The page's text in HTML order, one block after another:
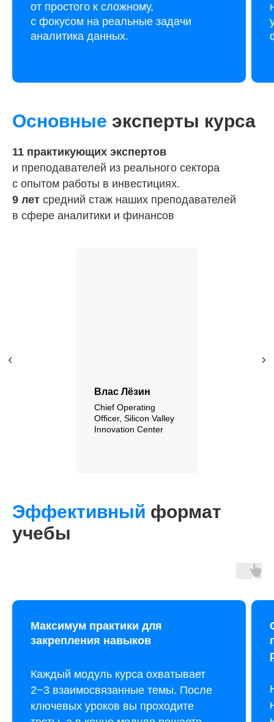
от простого к сложному,
с фокусом на реальные задачи
аналитика данных.
Основные эксперты курса
11 практикующих экспертов
и преподавателей из реального сектора
с опытом работы в инвестициях.
9 лет средний стаж наших преподавателей
в сфере аналитики и финансов
Влас Лёзин
Chief Operating
Officer, Silicon Valley
Innovation Center
Эффективный формат
учебы
Максимум практики для
закрепления навыков
Каждый модуль курса охватывает
2−3 взаимосвязанные темы. После
ключевых уроков вы проходите